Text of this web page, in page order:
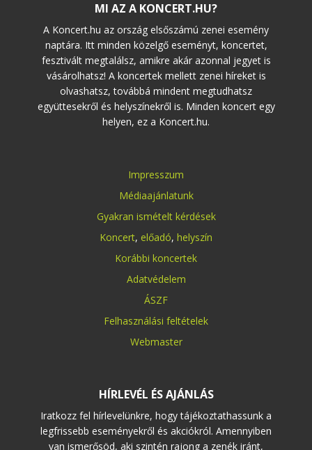
MI AZ A KONCERT.HU?
A Koncert.hu az ország elsőszámú zenei esemény
naptára. Itt minden közelgő eseményt, koncertet,
fesztivált megtalálsz, amikre akár azonnal jegyet is
vásárolhatsz! A koncertek mellett zenei híreket is
olvashatsz, továbbá mindent megtudhatsz
együttesekről és helyszínekről is. Minden koncert egy
helyen, ez a Koncert.hu.
Impresszum
Médiaajánlatunk
Gyakran ismételt kérdések
Koncert, előadó, helyszín
Korábbi koncertek
Adatvédelem
ÁSZF
Felhasználási feltételek
Webmaster
HÍRLEVÉL ÉS AJÁNLÁS
Iratkozz fel hírlevelünkre, hogy tájékoztathassunk a
legfrissebb eseményekről és akciókról. Amennyiben
van ismerősöd, aki szintén rajong a zenék iránt,